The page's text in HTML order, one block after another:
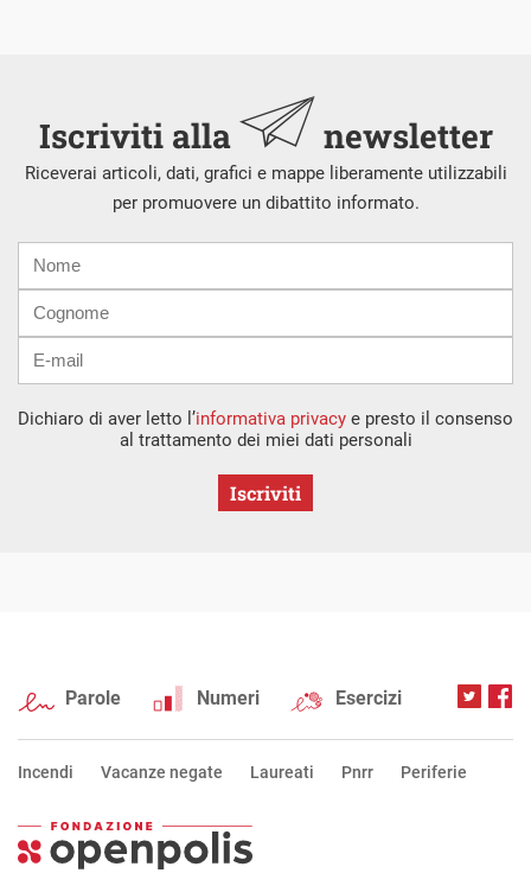
Iscriviti alla newsletter
Riceverai articoli, dati, grafici e mappe liberamente utilizzabili
per promuovere un dibattito informato.
mail
Dichiaro di aver letto l’informativa privacy e presto il consenso
al trattamento dei miei dati personali
Iscriviti
Parole Numeri Esercizi
Incendi Vacanze negate Laureati Pnrr Periferie